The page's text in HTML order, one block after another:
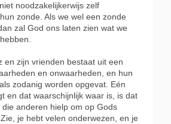
noodzakelijkerwijs zelf
zonde. Als we wel een zonde
zal God ons laten zien wat we
en zijn vrienden bestaat uit een
en onwaarheden, en hun
zodanig worden opgevat. Eén
en dat waarschijnlijk waar is, is dat
anderen hielp om op Gods
‘Zie, je hebt velen onderwezen, en je